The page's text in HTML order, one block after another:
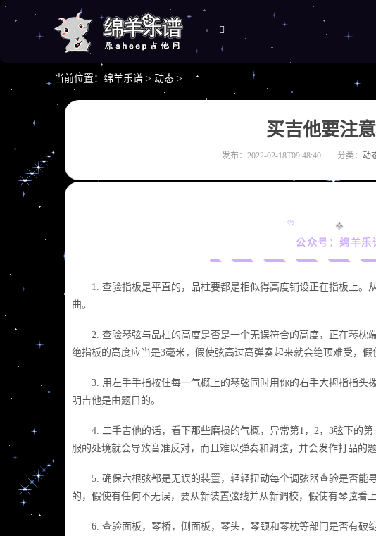
当前位置： 绵羊乐谱 > 动态 >
买吉他要注
发布：2022-02-18T09:48:40 分类： 动
公众号：绵羊乐
1. 查验指板是平直的，品柱要都是相似得高度铺设正在指板上。
曲。
2. 查验琴弦与品柱的高度是否是一个无误符合的高度，正在琴枕
绝指板的高度应当是3毫米，假使弦高过高弹奏起来就会绝顶难受，假
3. 用左手手指按住每一气概上的琴弦同时用你的右手大拇指指头
明吉他是由题目的。
4. 二手吉他的话，看下那些磨损的气概，异常第1，2，3弦下的第
服的处境就会导致音准反对，而且难以弹奏和调弦，并会发作打品的题
5. 确保六根弦都是无误的装置，轻轻扭动每个调弦器查验是否能
的，假使有任何不无误，要从新装置弦线并从新调校，假使有琴弦看
6. 查验面板，琴桥，侧面板，琴头，琴颈和琴枕等部门是否有破